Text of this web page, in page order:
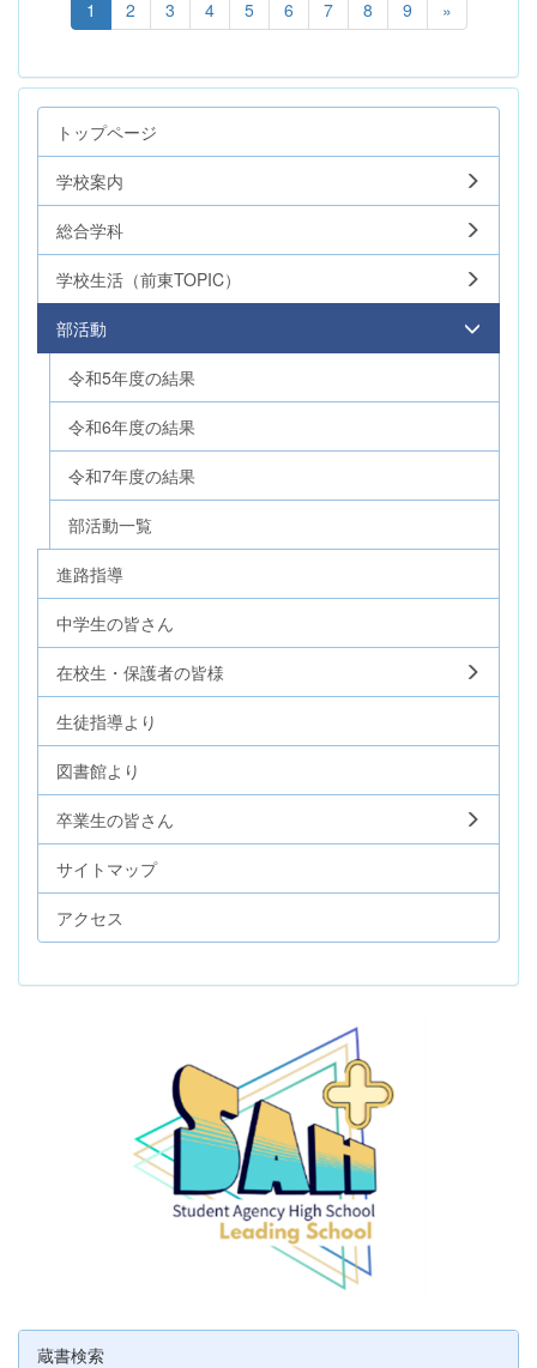
1 2 3 4 5 6 7 8 9 »
トップページ
学校案内
総合学科
学校生活（前東TOPIC）
部活動
令和5年度の結果
令和6年度の結果
令和7年度の結果
部活動一覧
進路指導
中学生の皆さん
在校生・保護者の皆様
生徒指導より
図書館より
卒業生の皆さん
サイトマップ
アクセス
蔵書検索